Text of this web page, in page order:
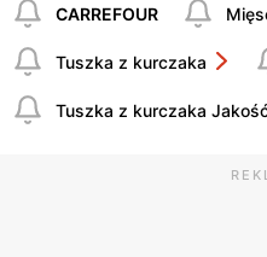
CARREFOUR
Tuszka z kurczaka
Tuszka z kurczaka